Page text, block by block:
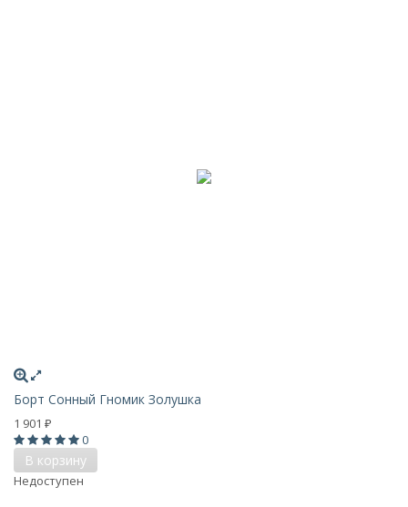
Борт Сонный Гномик Золушка
1 901 ₽
0
В корзину
Недоступен